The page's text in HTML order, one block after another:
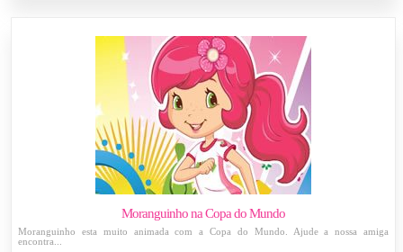
Moranguinho na Copa do Mundo
Moranguinho esta muito animada com a Copa do Mundo. Ajude a nossa amiga
encontra...